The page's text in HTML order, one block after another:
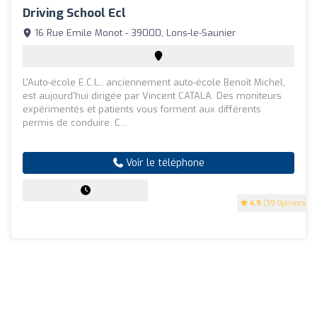
Driving School Ecl
4.9 (39 Opinions)
16 Rue Emile Monot - 39000, Lons-le-Saunier
L'Auto-école E.C.L., anciennement auto-école Benoît Michel,
est aujourd'hui dirigée par Vincent CATALA. Des moniteurs
expérimentés et patients vous forment aux différents
permis de conduire. C...
Voir le téléphone